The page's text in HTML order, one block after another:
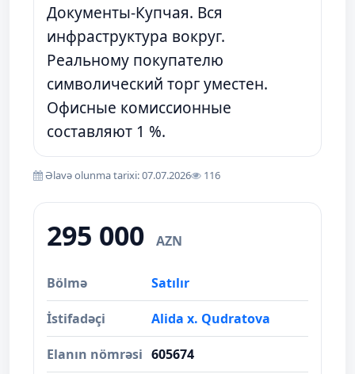
Документы-Купчая. Вся
инфраструктура вокруг.
Реальному покупателю
символический торг уместен.
Офисные комиссионные
составляют 1 %.
Əlavə olunma tarixi: 07.07.2026 116
295 000 AZN
Bölmə Satılır
İstifadəçi Alida x. Qudratova
Elanın nömrəsi 605674